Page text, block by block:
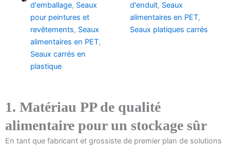
d'emballage, Seaux
pour peintures et
revêtements, Seaux
alimentaires en PET,
Seaux carrés en
plastique
d'enduit, Seaux
alimentaires en PET,
Seaux platiques carrés
1. Matériau PP de qualité
alimentaire pour un stockage sûr
En tant que fabricant et grossiste de premier plan de solutions